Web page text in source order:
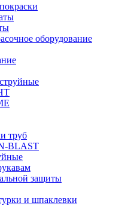
оборудование
труб
BLAST
защиты
и шпаклевки